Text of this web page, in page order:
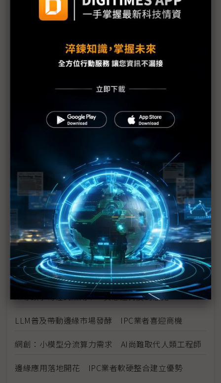
萬事俱備東風起 IPC迎接邊緣商機
歐特明提供視覺AI公車門防夾系統
高通劉思泰：小模型將催生邊緣AI殺手級應用
Skymizer唐文力：AI與晶片開發「時間差」急速縮短
AWS力挺AI EXPO 雲端算力彈性、低軌衛星大計受
企業別為AI而AI 戴爾：先自問兩個問題
（AI EXPO）微軟強調AI普惠、AI代理 卞志祥：最
好的時代尚未開始
緯謙李冠儀點出製造業導入AI的最大障礙
（AI EXPO）吳恩達：開源模型彰顯影響力 限制並
非好方法
第四屆AI EXPO登場 台美專家齊聚、解析台灣AI發
展關鍵
AI導致學寫程式無用？ 吳恩達持反對意見
LLM普及帶動邊緣市場發酵 IPC業者喜迎商機
網創：小模型分流算力需求 AI尚難取代人類工程師
邊緣應用落地開花 IPC業者軟硬整合建立優勢